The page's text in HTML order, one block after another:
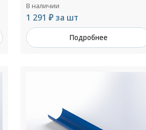
В наличии
1 291 ₽ за шт
Подробнее